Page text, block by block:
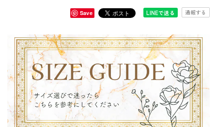
Save LINEで送る 通報する